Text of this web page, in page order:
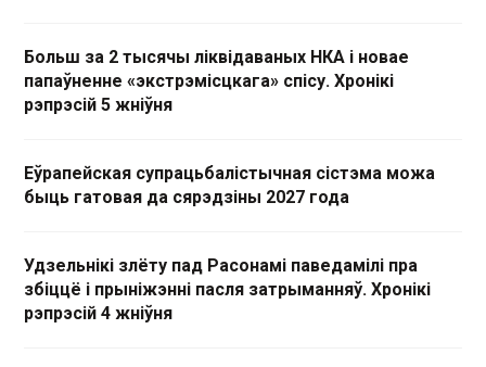
Больш за 2 тысячы ліквідаваных НКА і новае
папаўненне «экстрэмісцкага» спісу. Хронікі
рэпрэсій 5 жніўня
Еўрапейская супрацьбалістычная сістэма можа
быць гатовая да сярэдзіны 2027 года
Удзельнікі злёту пад Расонамі паведамілі пра
збіццё і прыніжэнні пасля затрыманняў. Хронікі
рэпрэсій 4 жніўня